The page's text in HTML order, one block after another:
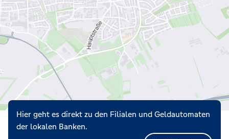
Hier geht es direkt zu den Filialen und Geldautomaten
der lokalen Banken.